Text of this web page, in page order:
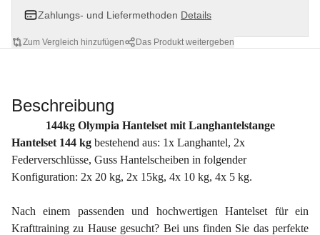
Zahlungs- und Liefermethoden Details
Zum Vergleich hinzufügen Das Produkt weitergeben
Beschreibung
144kg Olympia Hantelset mit Langhantelstange
Hantelset 144 kg bestehend aus: 1x Langhantel, 2x
Federverschlüsse, Guss Hantelscheiben in folgender
Konfiguration: 2x 20 kg, 2x 15kg, 4x 10 kg, 4x 5 kg.
Nach einem passenden und hochwertigen Hantelset für ein
Krafttraining zu Hause gesucht? Bei uns finden Sie das perfekte